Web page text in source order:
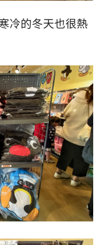
冷的冬天也很熱